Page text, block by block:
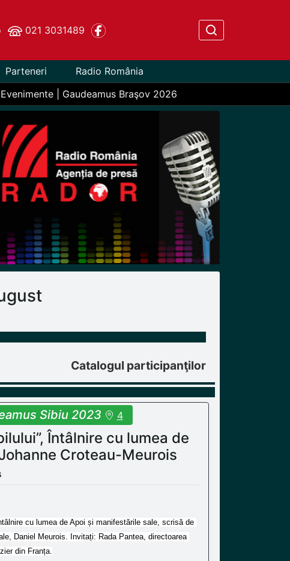
021 3031489
Parteneri
Radio România
Evenimente | Gaudeamus Braşov 2026
Next
Catalogul participanţilor
Sibiu 2023 4
Întâlnire cu lumea de
Croteau-Meurois
cu lumea de Apoi și manifestările sale, scrisă de
Daniel Meurois. Invitați: Rada Pantea, directoarea
din Franța.